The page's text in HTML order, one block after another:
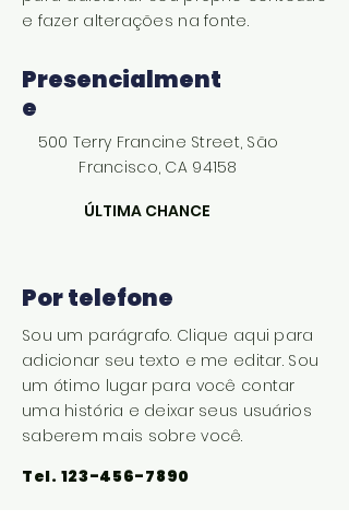
e fazer alterações na fonte.
Presencialment
e
500 Terry Francine Street, São
Francisco, CA 94158
ÚLTIMA CHANCE
Por telefone
Sou um parágrafo. Clique aqui para
adicionar seu texto e me editar. Sou
um ótimo lugar para você contar
uma história e deixar seus usuários
saberem mais sobre você.
Tel. 123-456-7890